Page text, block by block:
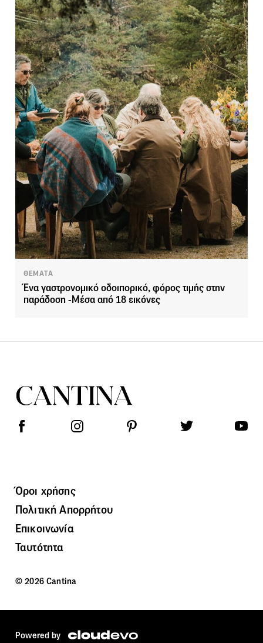
ΘΕΜΑΤΑ
Ένα γαστρονομικό οδοιπορικό, φόρος τιμής στην
παράδοση -Μέσα από 18 εικόνες
Όροι χρήσης
Πολιτική Απορρήτου
Επικοινωνία
Ταυτότητα
© 2026 Cantina
Powered by